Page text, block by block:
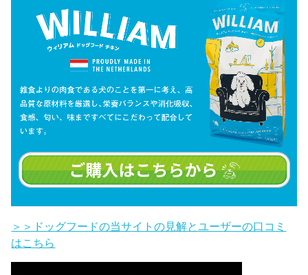
＞＞ドッグフードの当サイトの見解とユーザーの口コミ
はこちら